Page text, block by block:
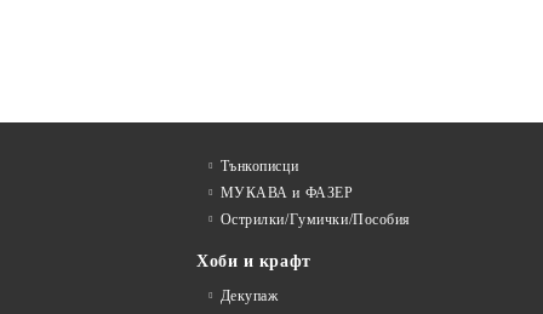
Тънкописци
МУКАВА и ФАЗЕР
Острилки/Гумички/Пособия
Хоби и крафт
Декупаж